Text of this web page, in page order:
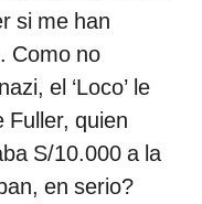
si me han
Como no
el ‘Loco’ le
Fuller, quien
S/10.000 a la
en serio?